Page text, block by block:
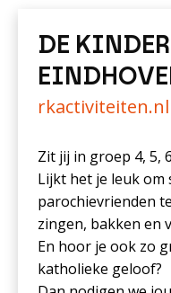
DE
Zit jij in groep 4, 5,
Lijkt het je leuk om
parochievrienden
zingen, bakken en
En hoor je ook zo
katholieke geloof?